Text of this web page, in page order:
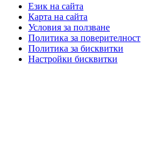
Език на сайта
Карта на сайта
Условия за ползване
Политика за поверителност
Политика за бисквитки
Настройки бисквитки